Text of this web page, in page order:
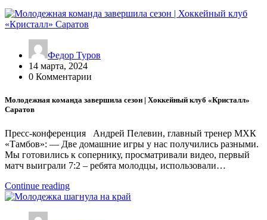
Федор Туров
14 марта, 2024
0 Комментарии
Молодежная команда завершила сезон | Хоккейный клуб «Кристалл»
Саратов
Пресс-конференция Андрей Пелевин, главный тренер МХК
«Тамбов»: — Две домашние игры у нас получились разными.
Мы готовились к сопернику, просматривали видео, первый
матч выиграли 7:2 – ребята молодцы, использовали…
Continue reading